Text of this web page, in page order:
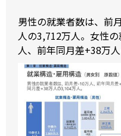
男性の就業者数は、前
人の3,712万人。女性
人、前年同月差+38万人